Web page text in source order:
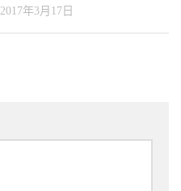
2017年3月17日